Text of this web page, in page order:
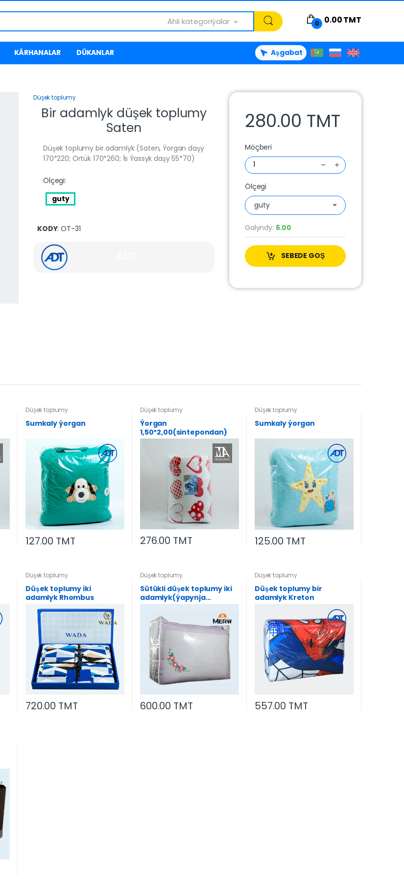
Ähli kategoriýalar 0 0.00TMT
KÄRHANALAR DÜKANLAR Aşgabat
Düşek toplumy
Bir adamlyk düşek toplumy
Saten
Düşek toplumy bir adamlyk (Saten, Ýorgan daşy
170*220; Örtük 170*260; 1s Ýassyk daşy 55*70)
Ölçegi:
guty
KODY: OT-31
280.00 TMT
Möçberi
Ölçegi
guty
Galyndy: 6.00
SEBEDE GOŞ
Düşek toplumy
Sumkaly ýorgan
127.00 TMT
Düşek toplumy
Ýorgan
1,50*2,00(sintepondan)
276.00 TMT
Düşek toplumy
Sumkaly ýorgan
125.00 TMT
Düşek toplumy
Düşek toplumy iki
adamlyk Rhombus
720.00 TMT
Düşek toplumy
Sütükli düşek toplumy iki
adamlyk(ýapynja
200*220-1s, ýassyk 50*70-
600.00 TMT
Düşek toplumy
Düşek toplumy bir
adamlyk Kreton
557.00 TMT